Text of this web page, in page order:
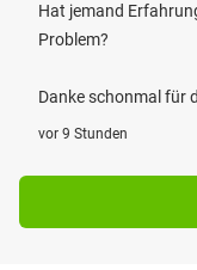
Hat jemand
Problem?
Danke schonmal für
vor 9 Stunden